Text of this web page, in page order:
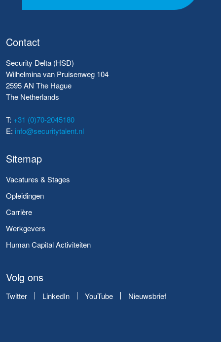
Contact
Security Delta (HSD)
Wilhelmina van Pruisenweg 104
2595 AN The Hague
The Netherlands
T: +31 (0)70-2045180
E: info@securitytalent.nl
Sitemap
Vacatures & Stages
Opleidingen
Carrière
Werkgevers
Human Capital Activiteiten
Volg ons
Twitter LinkedIn YouTube Nieuwsbrief